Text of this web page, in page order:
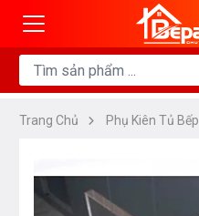
Trang Chủ Phụ Kiên Tủ Bếp